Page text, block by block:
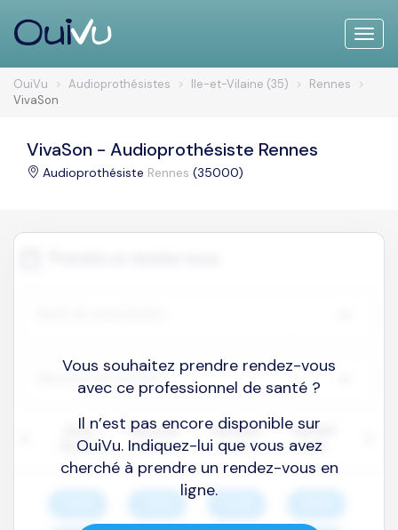
Toggle
OuiVu Audioprothésistes Ile-et-Vilaine (35)
Rennes
VivaSon
VivaSon - Audioprothésiste Rennes
Audioprothésiste Rennes (35000)
Vous souhaitez prendre rendez-vous
avec ce professionnel de santé ?
Il n’est pas encore disponible sur
OuiVu. Indiquez-lui que vous avez
cherché à prendre un rendez-vous en
ligne.